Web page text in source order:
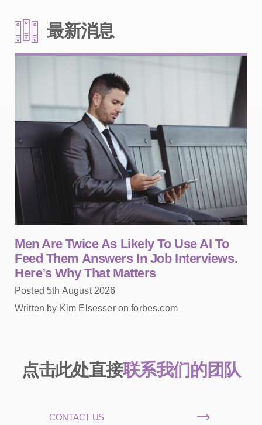
最新消息
Men Are Twice As Likely To Use AI To
Feed Them Answers In Job Interviews.
Here’s Why That Matters
Posted 5th August 2026
Written by Kim Elsesser on forbes.com
点击此处直接联系我们的团队
CONTACT US